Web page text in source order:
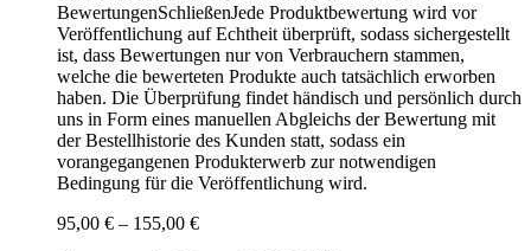
BewertungenSchließenJede Produktbewertung wird vor
Veröffentlichung auf Echtheit überprüft, sodass sichergestellt
ist, dass Bewertungen nur von Verbrauchern stammen,
welche die bewerteten Produkte auch tatsächlich erworben
haben. Die Überprüfung findet händisch und persönlich durch
uns in Form eines manuellen Abgleichs der Bewertung mit
der Bestellhistorie des Kunden statt, sodass ein
vorangegangenen Produkterwerb zur notwendigen
Bedingung für die Veröffentlichung wird.
95,00 € – 155,00 €Preisspanne: